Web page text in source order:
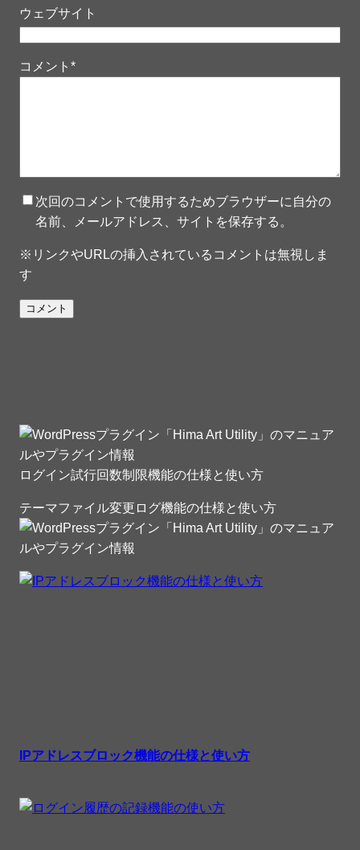
ウェブサイト
コメント *
次回のコメントで使用するためブラウザーに自分の
名前、メールアドレス、サイトを保存する。
※リンクやURLの挿入されているコメントは無視しま
す
ログイン試行回数制限機能の仕様と使い方
テーマファイル変更ログ機能の仕様と使い方
IPアドレスブロック機能の仕様と使い方